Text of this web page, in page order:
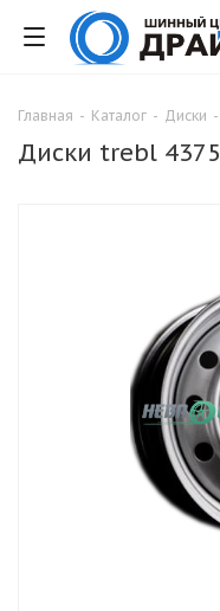
Главная - Каталог - Диски -
Диски trebl 4375